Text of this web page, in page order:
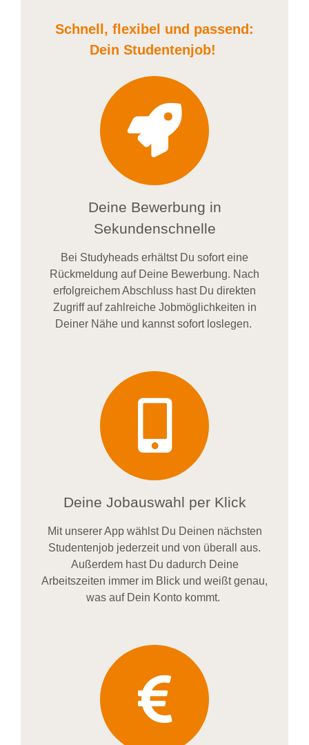
Schnell, flexibel und passend:
Dein Studentenjob!
Deine Bewerbung in
Sekundenschnelle
Bei Studyheads erhältst Du sofort eine
Rückmeldung auf Deine Bewerbung. Nach
erfolgreichem Abschluss hast Du direkten
Zugriff auf zahlreiche Jobmöglichkeiten in
Deiner Nähe und kannst sofort loslegen.
Deine Jobauswahl per Klick
Mit unserer App wählst Du Deinen nächsten
Studentenjob jederzeit und von überall aus.
Außerdem hast Du dadurch Deine
Arbeitszeiten immer im Blick und weißtgenau,
was auf Dein Konto kommt.